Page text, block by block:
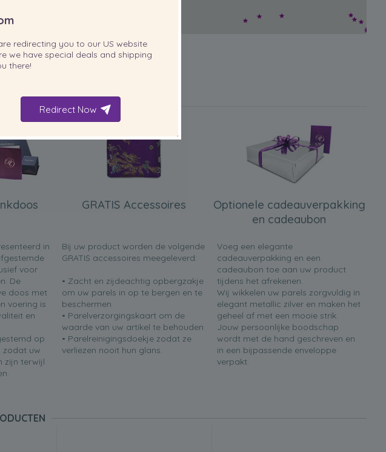
PRODUCT
in
voor
De
doos met
voering is
en
op
zodat uw
zijn terwijl
GRATIS Accessoires
Bij uw product worden de volgende
GRATIS accessoires meegeleverd:
• Zacht en zijdeachtig opbergzakje
om uw parels in op te bergen en te
beschermen
• Parelverzorgingskaart om de
waarde van uw artikel te behouden
• Parelreinigingsdoekje zodat ze
verliezen nooit hun glans.
Optionele cadeauverpakking
en cadeaubon
Voeg een elegante
cadeauverpakking en een
cadeaubon toe aan uw product
tijdens het afrekenen.
Wij wikkelen uw parels zorgvuldig in
elegant metallic zilver en maken het
geheel af met een mooie strik.
Jouw persoonlijke boodschap
wordt met de hand geschreven en
in een bijpassende enveloppe
verpakt.
redirecting you to our US website
we have special deals and shipping
there!
Redirect Now